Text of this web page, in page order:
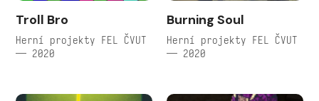
Troll Bro
Herní projekty FEL ČVUT
— 2020
Burning Soul
Herní projekty FEL ČVUT
— 2020